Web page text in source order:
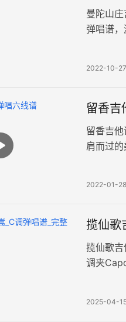
曼陀山
弹唱谱
2022-10-27
留香吉
留香吉
肩而过的
2022-01-28
揽仙歌
揽仙歌
调夹
2025-04-